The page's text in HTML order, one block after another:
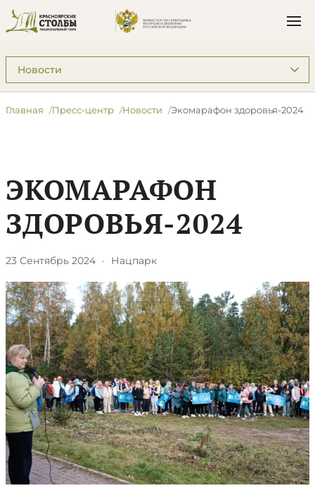
Подразделы: Пресс-центр
Главная Пресс-центр Новости Экомарафон здоровья-2024
ЭКОМАРАФОН
ЗДОРОВЬЯ-2024
23 Сентябрь 2024 · Нацпарк